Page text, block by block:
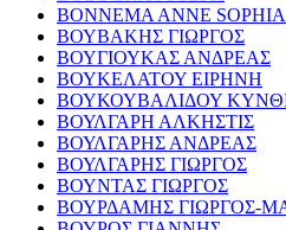
BONNEMA ANNE SOPHIA
ΒΟΥΒΑΚΗΣ ΓΙΩΡΓΟΣ
ΒΟΥΓΙΟΥΚΑΣ ΑΝΔΡΕΑΣ
ΒΟΥΚΕΛΑΤΟΥ ΕΙΡΗΝΗ
ΒΟΥΚΟΥΒΑΛΙΔΟΥ
ΒΟΥΛΓΑΡΗ ΑΛΚΗΣΤΙΣ
ΒΟΥΛΓΑΡΗΣ ΑΝΔΡΕΑΣ
ΒΟΥΛΓΑΡΗΣ ΓΙΩΡΓΟΣ
ΒΟΥΝΤΑΣ ΓΙΩΡΓΟΣ
ΒΟΥΡΔΑΜΗΣ ΓΙΩΡΓΟΣ-